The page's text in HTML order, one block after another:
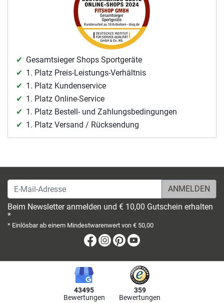
Gesamtsieger Shops Sportgeräte
1. Platz Preis-Leistungs-Verhältnis
1. Platz Kundenservice
1. Platz Online-Service
1. Platz Bestell- und Zahlungsbedingungen
1. Platz Versand / Rücksendung
E-Mail-Adresse
Beim Newsletter anmelden und € 10,00 Gutschein erhalten
*
* Einlösbar ab einem Mindestwarenwert von € 50,00
Facebook
Instagram
Pinterest
43495
Bewertungen
359
Bewertungen